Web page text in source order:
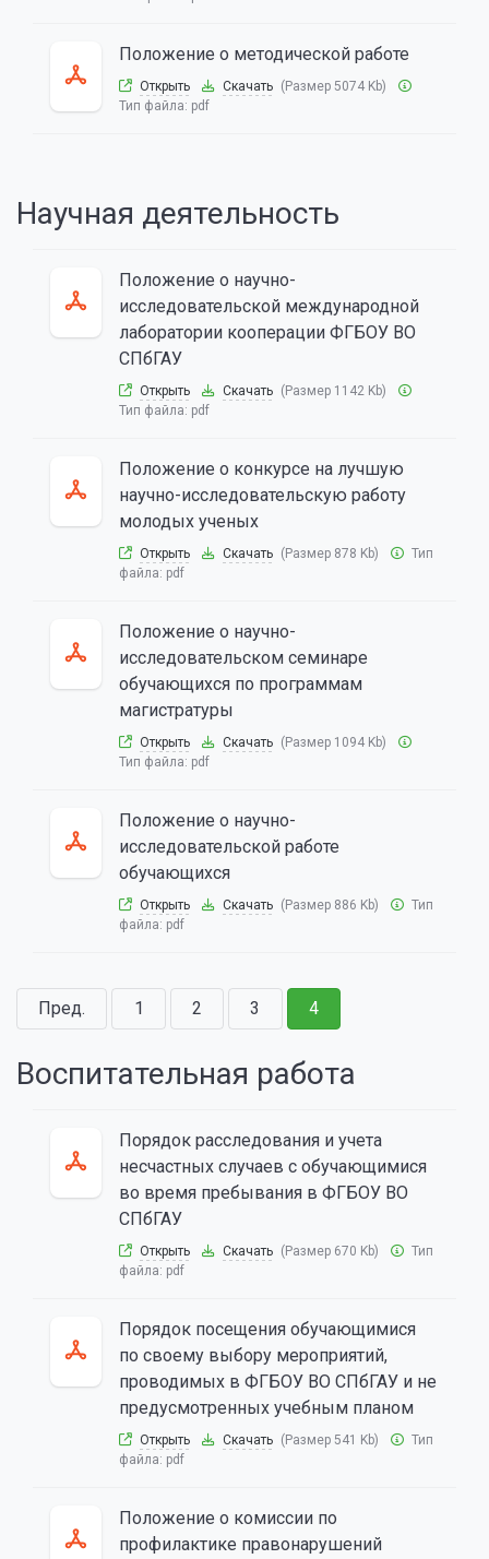
Положение о методической работе
Открыть Скачать (Размер 5074 Kb)
Тип файла: pdf
Научная деятельность
Положение о научно-
исследовательской международной
лаборатории кооперации ФГБОУ ВО
СПбГАУ
Открыть Скачать (Размер 1142 Kb)
Тип файла: pdf
Положение о конкурсе на лучшую
научно-исследовательскую работу
молодых ученых
Открыть Скачать (Размер 878 Kb)
Тип
файла: pdf
Положение о научно-
исследовательском семинаре
обучающихся по программам
магистратуры
Открыть Скачать (Размер 1094 Kb)
Тип файла: pdf
Положение о научно-
исследовательской работе
обучающихся
Открыть Скачать (Размер 886 Kb)
Тип
файла: pdf
Пред. 1 2 3 4
Воспитательная работа
Порядок расследования и учета
несчастных случаев с обучающимися
во время пребывания в ФГБОУ ВО
СПбГАУ
Открыть Скачать (Размер 670 Kb)
Тип
файла: pdf
Порядок посещения обучающимися
по своему выбору мероприятий,
проводимых в ФГБОУ ВО СПбГАУ и не
предусмотренных учебным планом
Открыть Скачать (Размер 541 Kb)
Тип
файла: pdf
Положение о комиссии по
профилактике правонарушений